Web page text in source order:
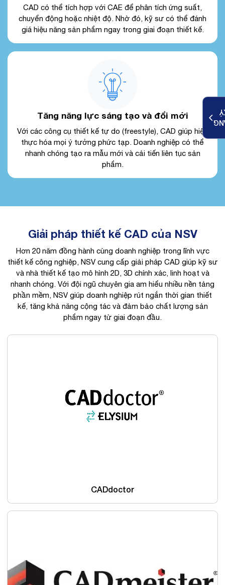
CAD có thể tích hợp với CAE để phân tích ứng suất,
chuyển động hoặc nhiệt độ. Nhờ đó, kỹ sư có thể đánh
giá hiệu năng sản phẩm ngay trong giai đoạn thiết kế.
Tăng năng lực sáng tạo và đổi mới
Với các công cụ thiết kế tự do (freestyle), CAD giúp hiện
thực hóa mọi ý tưởng phức tạp. Doanh nghiệp có thể
nhanh chóng tạo ra mẫu mới và cải tiến liên tục sản
phẩm.
Giải pháp thiết kế CAD của NSV
Hơn 20 năm đồng hành cùng doanh nghiệp trong lĩnh vực
thiết kế công nghiệp, NSV cung cấp giải pháp CAD giúp kỹ sư
và nhà thiết kế tạo mô hình 2D, 3D chính xác, linh hoạt và
nhanh chóng. Với đội ngũ chuyên gia am hiểu nhiều nền tảng
phần mềm, NSV giúp doanh nghiệp rút ngắn thời gian thiết
kế, tăng khả năng cộng tác và đảm bảo chất lượng sản
phẩm ngay từ giai đoạn đầu.
CADdoctor